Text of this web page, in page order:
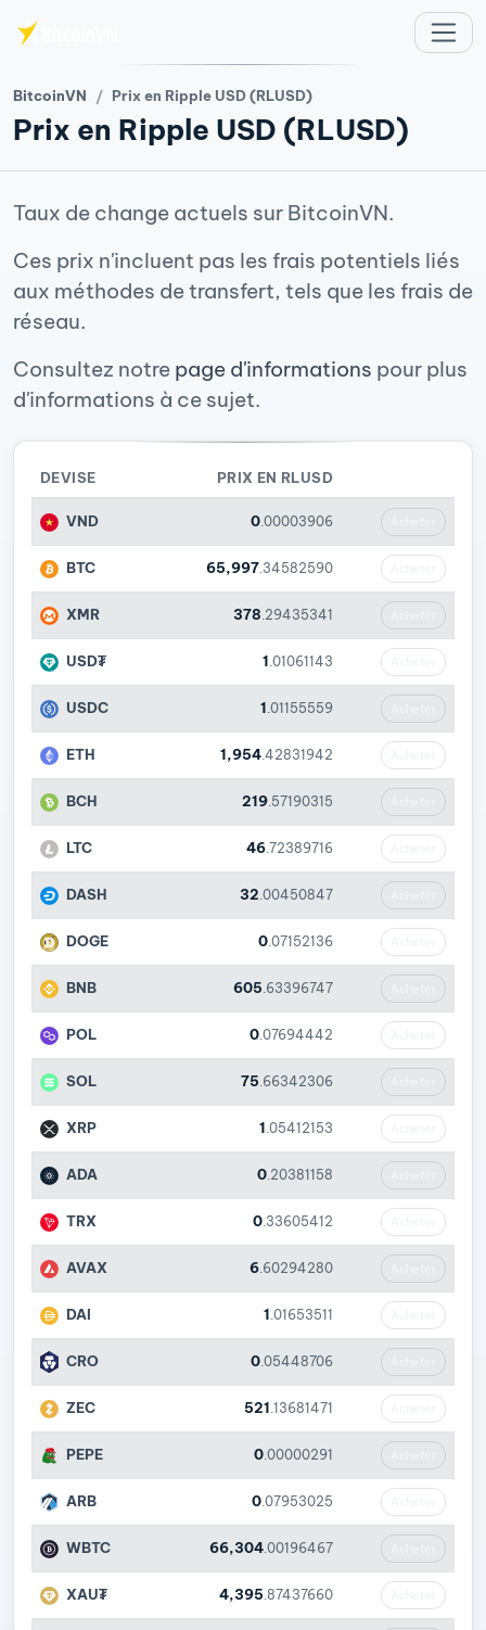
BitcoinVN Prix en Ripple USD (RLUSD)
Prix en Ripple USD (RLUSD)
Taux de change actuels sur BitcoinVN.
Ces prix n'incluent pas les frais potentiels liés
aux méthodes de transfert, tels que les frais de
réseau.
Consultez notre page d'informations pour plus
d'informations à ce sujet.
DEVISE PRIX EN RLUSD
VND 0 .00003906
BTC 65,997 .34582590
XMR 378 .29435341
USD₮ 1 .01061143
USDC 1 .01155559
ETH 1,954 .42831942
BCH 219 .57190315
LTC 46 .72389716
DASH 32 .00450847
DOGE 0 .07152136
BNB 605 .63396747
POL 0 .07694442
SOL 75 .66342306
XRP 1 .05412153
ADA 0 .20381158
TRX 0 .33605412
AVAX 6 .60294280
DAI 1 .01653511
CRO 0 .05448706
ZEC 521 .13681471
PEPE 0 .00000291
ARB 0 .07953025
WBTC 66,304 .00196467
XAU₮ 4,395 .87437660